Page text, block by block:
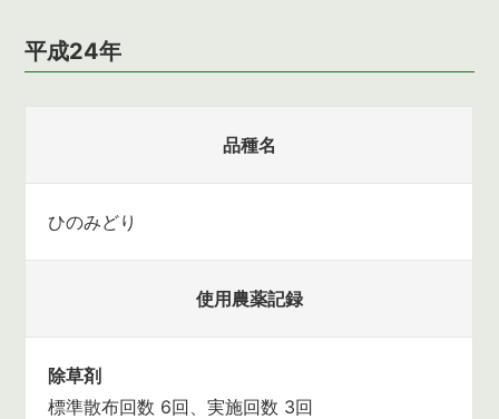
平成24年
品種名
ひのみどり
使用農薬記録
除草剤
標準散布回数 6回、実施回数 3回